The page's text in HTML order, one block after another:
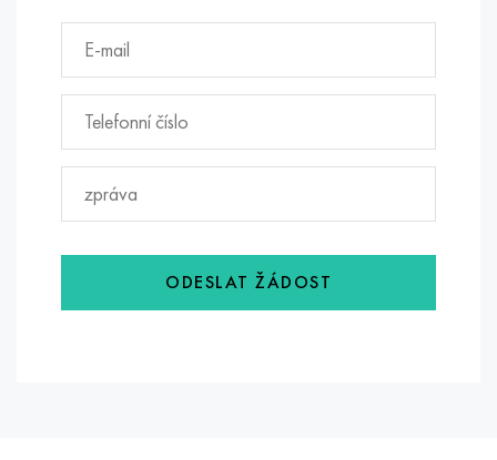
ODESLAT ŽÁDOST